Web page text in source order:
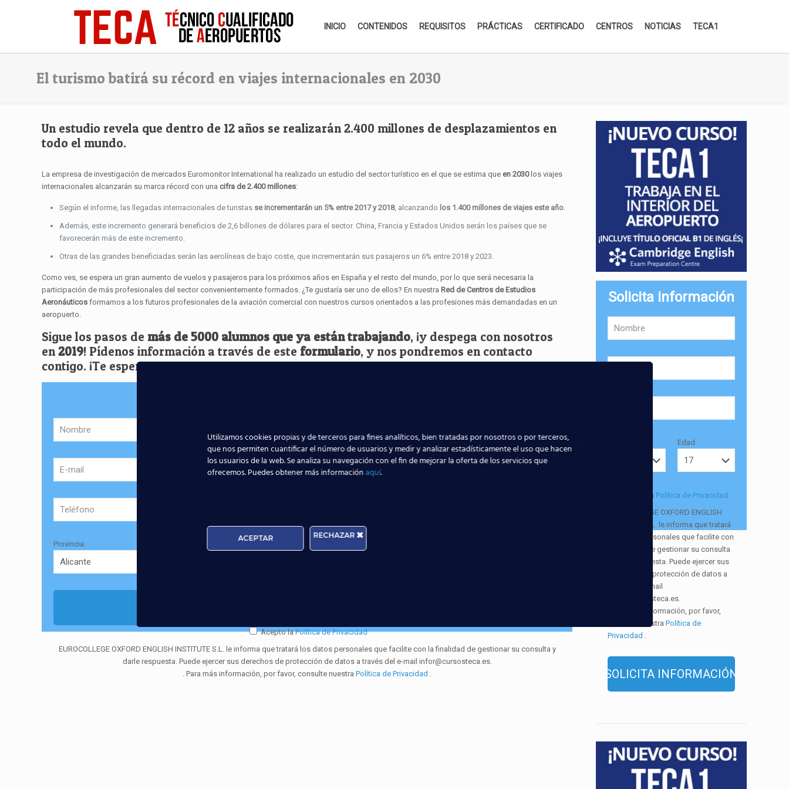
INICIO CONTENIDOS REQUISITOS PRÁCTICAS CERTIFICADO CENTROS NOTICIAS TECA1
El turismo batirá su récord en viajes internacionales en 2030
Un estudio revela que dentro de 12 años se realizarán 2.400 millones de desplazamientos en
todo el mundo.
La empresa de investigación de mercados Euromonitor International ha realizado un estudio del sector turístico en el que se estima queen 2030los viajes
internacionales alcanzarán su marca récord con una cifra de 2.400 millones:
Según el informe, las llegadas internacionales de turistas se incrementarán un 5% entre 2017 y 2018, alcanzando los 1.400 millones de viajes este año.
Además, este incremento generará beneficios de 2,6 billones de dólares para el sector. China, Francia y Estados Unidos serán los países que se
favorecerán más de este incremento.
Otras de las grandes beneficiadas serán las aerolíneas de bajo coste, que incrementarán sus pasajeros un 6% entre 2018 y 2023.
Como ves, se espera un gran aumento de vuelos y pasajeros para los próximos años en España y el resto del mundo, por lo que será necesaria la
participación de más profesionales del sector convenientemente formados. ¿Te gustaría ser uno de ellos? En nuestra Red de Centros de Estudios
Aeronáuticos formamos a los futuros profesionales de la aviación comercial con nuestros cursos orientados a las profesiones más demandadas en un
aeropuerto.
Sigue los pasos de más de 5000 alumnos que ya están trabajando, ¡y despega con nosotros
en2019! Pídenos información a través de este formulario, y nos pondremos en contacto
contigo. ¡Te esperamos!
Provincia:
Acepto laPolítica de Privacidad
EUROCOLLEGE OXFORD ENGLISH INSTITUTE S.L. le informa que tratará los datos personales que facilite con la finalidad de gestionar su consulta y
darle respuesta. Puede ejercer sus derechos de protección de datos a través del e-mail infor@cursosteca.es.
. Para más información, por favor, consulte nuestraPolítica de Privacidad .
Solicita información
Edad:
Acepto la Política de Privacidad
EUROCOLLEGE OXFORD ENGLISH
INSTITUTE S.L. le informa que tratará
los datos personales que facilite con
la finalidad de gestionar su consulta
y darle respuesta. Puede ejercer sus
derechos de protección de datos a
través del e-mail
infor@cursosteca.es.
. Para más información, por favor,
consulte nuestraPolítica de
Privacidad
Utilizamos cookies propias y de terceros para fines analíticos, bien tratadas por nosotros o por terceros,
que nos permiten cuantificar el número de usuarios y medir y analizar estadísticamente el uso que hacen
los usuarios de la web. Se analiza su navegación con el fin de mejorar la oferta de los servicios que
ofrecemos. Puedes obtener más informaciónaquí.
ACEPTAR RECHAZAR